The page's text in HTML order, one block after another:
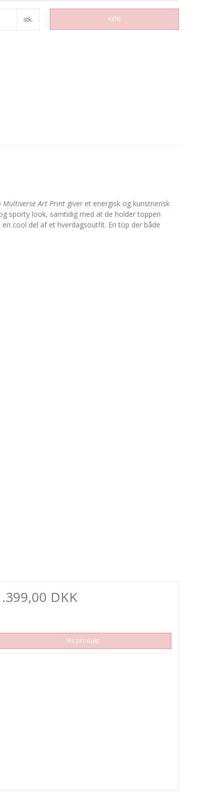
stk. KØB
Multiverse Art Print giver et energisk og kunstnerisk
sporty look, samtidig med at de holder toppen
cool del af et hverdagsoutfit. En top der både
DKK
Vis produkt